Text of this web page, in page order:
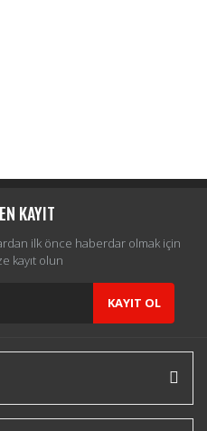
KAYIT
ilk önce haberdar olmak için
kayıt olun
KAYIT OL